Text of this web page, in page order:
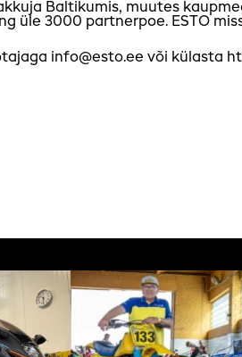
Baltikumis, muutes
üle 3000 partnerpoe. ESTO
info@esto.ee või külasta